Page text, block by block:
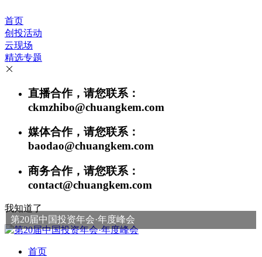
首页
创投活动
云现场
精选专题
直播合作，请您联系：
ckmzhibo@chuangkem.com
媒体合作，请您联系：
baodao@chuangkem.com
商务合作，请您联系：
contact@chuangkem.com
我知道了
第20届中国投资年会·年度峰会
首页